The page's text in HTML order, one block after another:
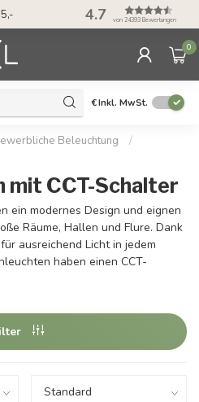
50 Tage
Möglichkeit
4.7 von 24393 Bewertungen
0
€Inkl. MwSt.
Beleuchtung
/
mit CCT-Schalter
ein modernes Design und eignen
Räume, Hallen und Flure. Dank
ausreichend Licht in jedem
haben einen CCT-